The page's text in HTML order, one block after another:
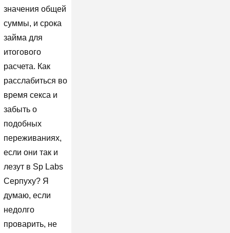
значения общей
суммы, и срока
займа для
итогового
расчета. Как
расслабиться во
время секса и
забыть о
подобных
переживаниях,
если они так и
лезут в Sp Labs
Серпуху? Я
думаю, если
недолго
проварить, не